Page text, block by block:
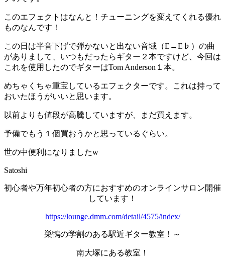
このエフェクトはなんと！チューニングを変えてくれる優れ
ものなんです！
この日は半音下げで弾かないと出ない音域（E→E♭）の曲
がありまして、いつもだったらギター２本ですけど、今回は
これを使用したのでギターはTom Anderson１本。
めちゃくちゃ重宝しているエフェクターです。これは持って
おいたほうがいいと思います。
以前よりも値段が高騰していますが、まだ買えます。
予備でもう１個買おうかと思っているぐらい。
世の中便利になりましたw
Satoshi
初心者や万年初心者の方におすすめのオンラインサロン開催
しています！
https://lounge.dmm.com/detail/4575/index/
巣鴨の学割のある駅近ギター教室！～
南大塚にある教室！